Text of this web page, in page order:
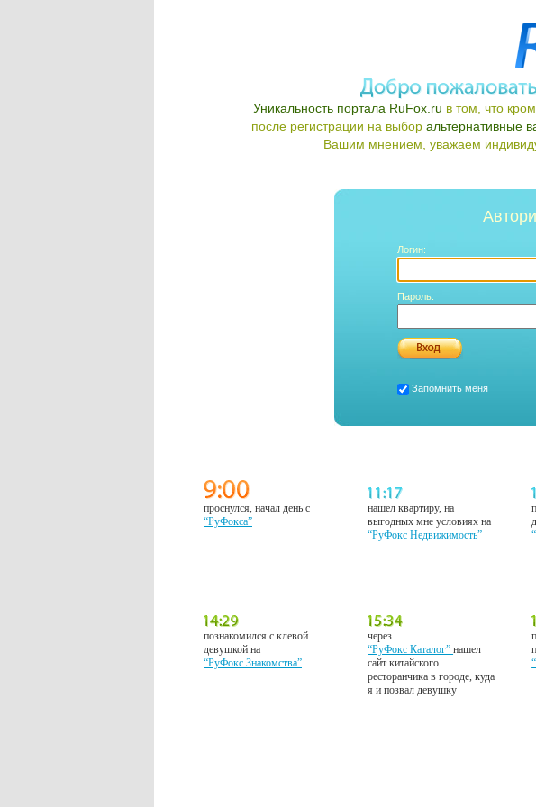
Уникальность портала RuFox.ru в том, что
после регистрации на выбор альтернативные
Вашим мнением, уважаем
Логин:
Пароль:
Запомнить меня
проснулся, начал день с
“РуФокса”
нашел квартиру, на
выгодных мне условиях на
“РуФокс Недвижимость”
познакомился с клевой
девушкой на
“РуФокс Знакомства”
через
“РуФокс Каталог”нашел
сайт китайского
ресторанчика в городе, куда
я и позвал девушку